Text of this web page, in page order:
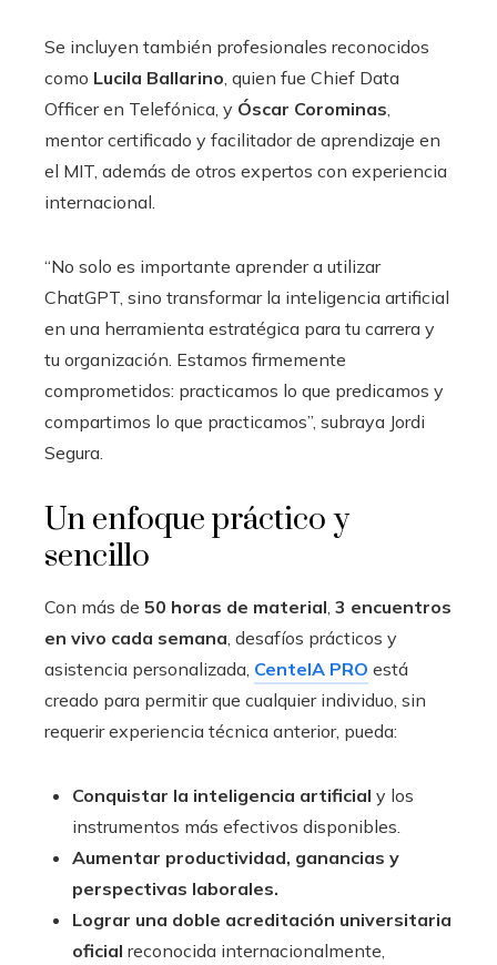
Se incluyen también profesionales reconocidos
como Lucila Ballarino , quien fue Chief Data
Officer en Telefónica, y Óscar Corominas
mentor certificado y facilitador de aprendizaje en
el MIT, además de otros expertos con experiencia
internacional.
“No solo es importante aprender a utilizar
ChatGPT, sino transformar la inteligencia artificial
en una herramienta estratégica para tu carrera y
tu organización. Estamos firmemente
comprometidos: practicamos lo que predicamos y
compartimos lo que practicamos”, subraya Jordi
Segura.
Un enfoque práctico y
sencillo
Con más de 50 horas de material 3 encuentros
en vivo cada semana , desafíos prácticos y
asistencia personalizada, CenteIA PRO está
creado para permitir que cualquier individuo, sin
requerir experiencia técnica anterior, pueda:
Conquistar la inteligencia artificial y los
instrumentos más efectivos disponibles.
Aumentar productividad, ganancias y
perspectivas laborales.
Lograr una doble acreditación universitaria
oficial reconocida internacionalmente,